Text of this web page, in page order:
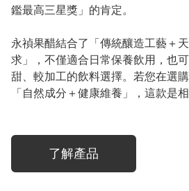
鑑最高三星獎」的肯定。
永禎果醋結合了「傳統釀造工藝＋
求」，不僅適合日常保養飲用，也
甜、較加工的飲料選擇。若您在選
「自然成分＋健康維養」，這款是
了解產品